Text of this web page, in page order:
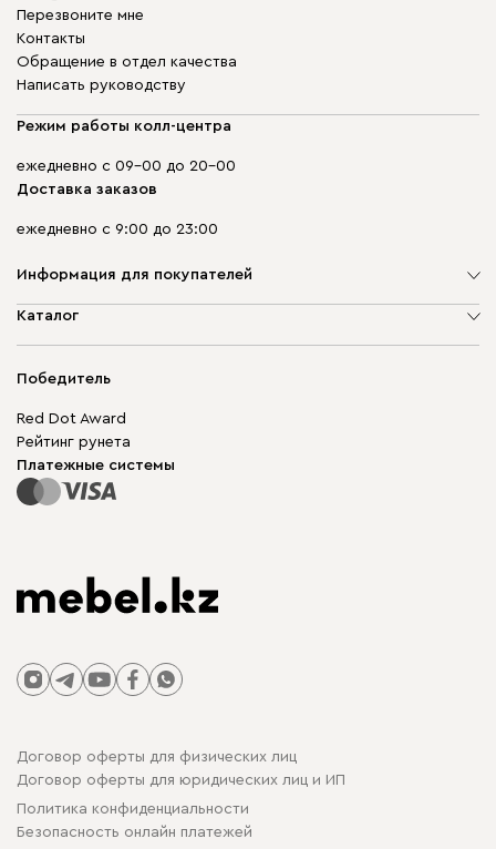
Перезвоните мне
Контакты
Обращение в отдел качества
Написать руководству
Режим работы колл-центра
ежедневно с 09-00 до 20-00
Доставка заказов
ежедневно с 9:00 до 23:00
Информация для покупателей
О компании
Гарантия
Карта сайта
Каталог
Корпусная мебель
Модульная мебель
Столы и стулья
Победитель
Red Dot Award
Рейтинг рунета
Платежные системы
Договор оферты для физических лиц
Договор оферты для юридических лиц и ИП
Политика конфиденциальности
Безопасность онлайн платежей